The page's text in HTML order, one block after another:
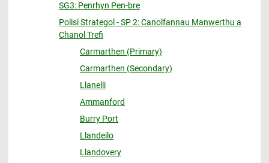
SG3: Penrhyn Pen-bre
Polisi Strategol - SP 2: Canolfannau Manwerthu a
Chanol Trefi
Carmarthen (Primary)
Carmarthen (Secondary)
Llanelli
Ammanford
Burry Port
Llandeilo
Llandovery